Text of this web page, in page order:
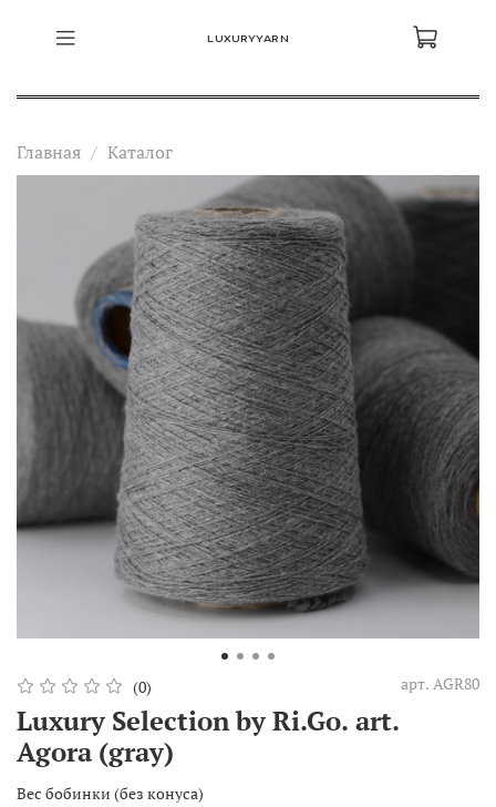
LUXURYYARN
Главная Каталог
(0) арт. AGR80
Luxury Selection by Ri.Go. art.
Agora (gray)
Вес бобинки (без конуса)